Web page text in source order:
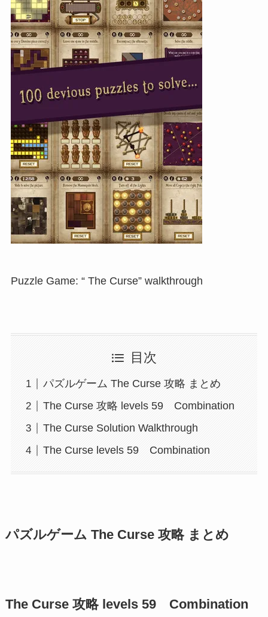
Puzzle Game: “ The Curse” walkthrough
目次
パズルゲーム The Curse 攻略 まとめ
The Curse 攻略 levels 59 Combination
The Curse Solution Walkthrough
The Curse levels 59 Combination
パズルゲーム The Curse 攻略 まとめ
The Curse 攻略 levels 59 Combination